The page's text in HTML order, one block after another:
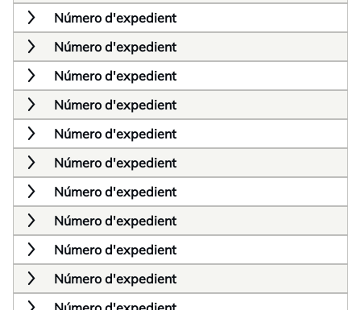
Número d'expedient
Número d'expedient
Número d'expedient
Número d'expedient
Número d'expedient
Número d'expedient
Número d'expedient
Número d'expedient
Número d'expedient
Número d'expedient